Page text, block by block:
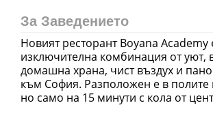
За Заведението
Новият ресторант Boyana Academy
изключителна комбинация от уют,
домашна храна, чист въздух и
към София. Разположен е в полите
но само на 15 минути с кола от